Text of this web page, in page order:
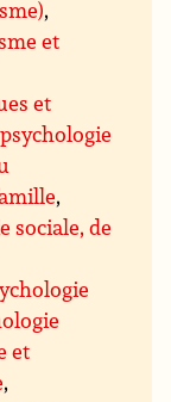
,
et
et
,
sociale, de
et
,